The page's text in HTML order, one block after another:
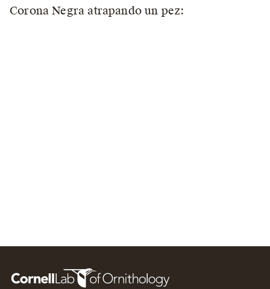
Corona Negra atrapando un pez: